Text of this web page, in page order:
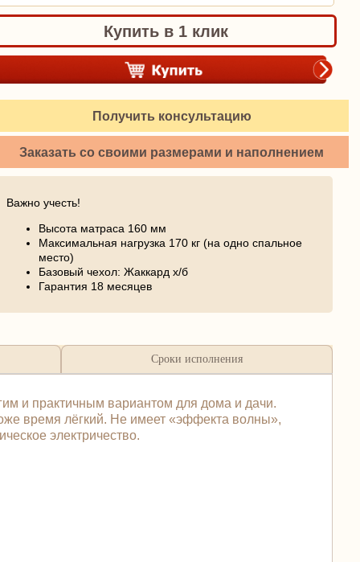
Купить в 1 клик
Получить консультацию
Заказать со своими размерами и наполнением
Важно учесть!
Высота матраса 160 мм
Максимальная нагрузка 170 кг (на одно спальное
место)
Базовый чехол: Жаккард х/б
Гарантия 18 месяцев
Сроки исполнения
и практичным вариантом для дома и дачи.
время лёгкий. Не имеет «эффекта волны»,
электричество.